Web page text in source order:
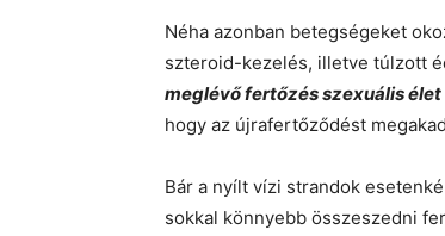
Néha azonban betegségeket
szteroid-kezelés, illetve túlzott
meglévő fertőzés szexuális
hogy az újrafertőződést
Bár a nyílt vízi strandok
sokkal könnyebb összeszedni